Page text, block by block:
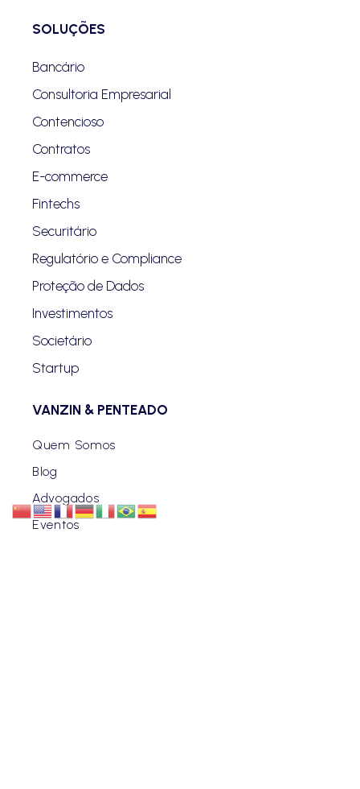
SOLUÇÕES
Bancário
Consultoria Empresarial
Contencioso
Contratos
E-commerce
Fintechs
Securitário
Regulatório e Compliance
Proteção de Dados
Investimentos
Societário
Startup
VANZIN & PENTEADO
Quem Somos
Blog
Advogados
Eventos